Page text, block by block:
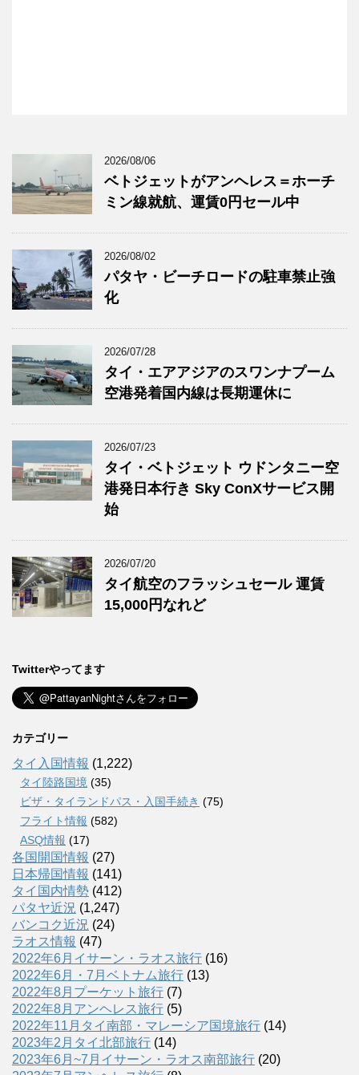
2026/08/06
ベトジェットがアンヘレス＝ホーチ
ミン線就航、運賃0円セール中
2026/08/02
パタヤ・ビーチロードの駐車禁止強
化
2026/07/28
タイ・エアアジアのスワンナプーム
空港発着国内線は長期運休に
2026/07/23
タイ・ベトジェット ウドンタニー空
港発日本行き Sky ConXサービス開
始
2026/07/20
タイ航空のフラッシュセール 運賃
15,000円なれど
Twitterやってます
カテゴリー
タイ入国情報 (1,222)
タイ陸路国境 (35)
ビザ・タイランドパス・入国手続き (75)
フライト情報 (582)
ASQ情報 (17)
各国開国情報 (27)
日本帰国情報 (141)
タイ国内情勢 (412)
パタヤ近況 (1,247)
バンコク近況 (24)
ラオス情報 (47)
2022年6月イサーン・ラオス旅行 (16)
2022年6月・7月ベトナム旅行 (13)
2022年8月プーケット旅行 (7)
2022年8月アンヘレス旅行 (5)
2022年11月タイ南部・マレーシア国境旅行 (14)
2023年2月タイ北部旅行 (14)
2023年6月~7月イサーン・ラオス南部旅行 (20)